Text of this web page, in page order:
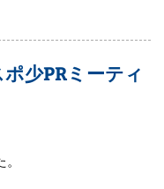
少PRミーティ